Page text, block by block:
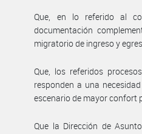
Que, en lo referido al
documentación
migratorio de ingreso y
Que, los referidos
responden a una
escenario de mayor confort
Que la Dirección de